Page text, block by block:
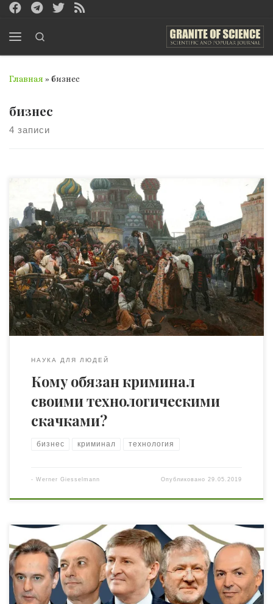
Перейти к содержимому
Главная » бизнес
бизнес
4 записи
О том, что 75% украинского бизнеса имеет
криминальную подоплёку, мои любезные читатели,
полагаю, уже более чем информированы.
Ознакомившись с предыдущими статьями по данной
тематике, невозможно оставаться в неведении
относительно сего прискорбного факта. Сегодня я хочу
рассказать об исторических причинах укрепления
позиций криминальной традиции в вашей стране и
ментальных предпосылках существования […]
НАУКА ДЛЯ ЛЮДЕЙ
Кому обязан криминал
своими технологическими
скачками?
бизнес криминал технология
- Werner Giesselmann Опубликовано29.05.2019
Появление олигархии в качестве стратегического
решения проблемы конкурентной борьбы с
государством на рынке. Примерно так звучала бы тема
новой докторской профессора Гиссельманна, если бы он